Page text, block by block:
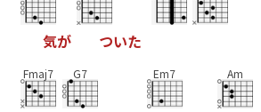
気が ついた
Fmaj7 G7 Em7 Am